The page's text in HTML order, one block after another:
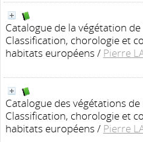
Catalogue de la végétation
Classification, chorologie et
habitats européens / Pierre
Catalogue des végétations
Classification, chorologie et
habitats européens / Pierre